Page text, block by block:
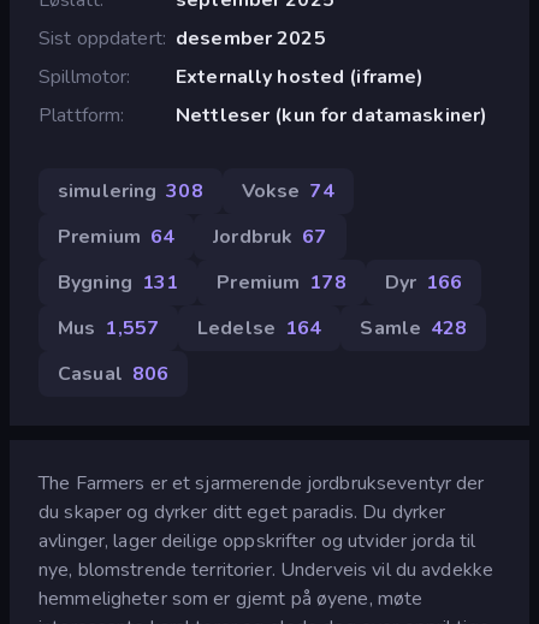
Sist oppdatert desember 2025
Spillmotor
Externally hosted (iframe)
Plattform
Nettleser (kun for datamaskiner)
simulering 308 Vokse 74
Premium 64 Jordbruk 67
Bygning 131 Premium 178 Dyr 166
Mus 1,557 Ledelse 164 Samle 428
Casual 806
The Farmers er et sjarmerende jordbrukseventyr der
du skaper og dyrker ditt eget paradis. Du dyrker
avlinger, lager deilige oppskrifter og utvider jorda til
nye, blomstrende territorier. Underveis vil du avdekke
hemmeligheter som er gjemt på øyene, møte